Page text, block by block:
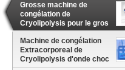
Grosse machine de
congélation de
Cryolipolysis pour le gros
traitement de la réduction
ED
Machine de congélation
Extracorporeal de
Cryolipolysis d'onde choc